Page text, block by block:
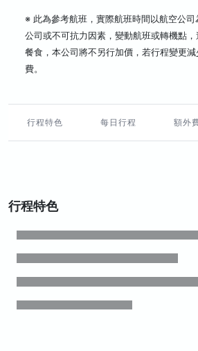
※ 此為參考航班，實際航班時間以航空公
公司或不可抗力因素，變動航班或轉機點
餐食，本公司將不另行加價，若行程變更
費。
行程特色 每日行程 額外
行程特色